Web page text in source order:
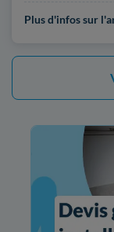
Plus d'infos sur